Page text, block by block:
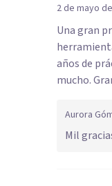
2 de mayo
Una gran
años de
mucho.
Aurora
Mil